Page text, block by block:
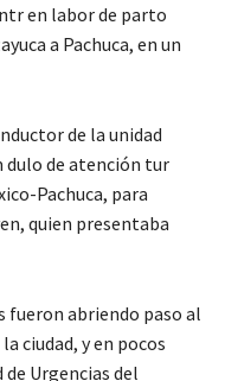
en labor de parto
a Pachuca, en un
de la unidad
dulo de atención tur
Pachuca, para
quien presentaba
fueron abriendo paso al
ciudad, y en pocos
Urgencias del